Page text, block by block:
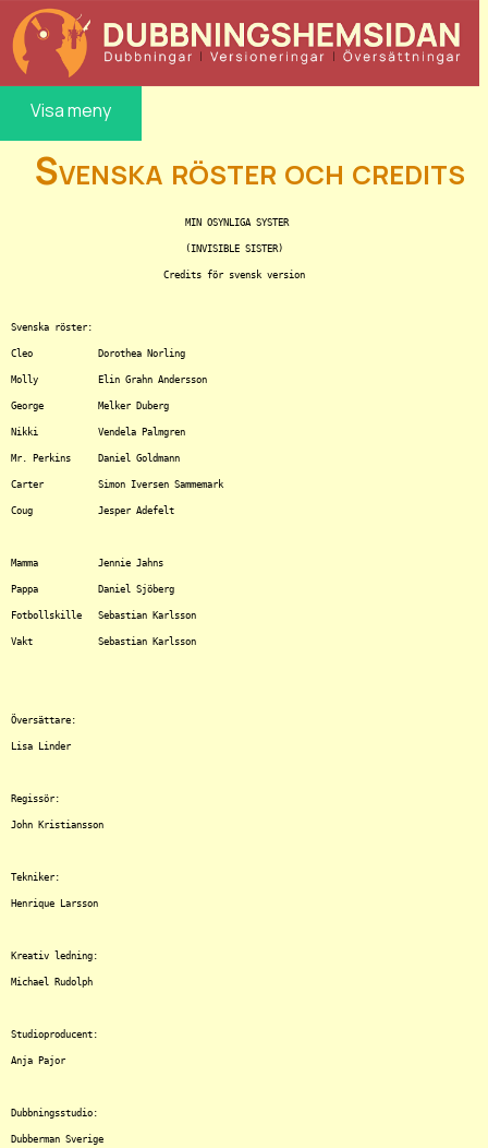
Visa meny
Svenska röster och credits
Svenska röster:
Cleo		Dorothea Norling
Molly		Elin Grahn Andersson
George		Melker Duberg
Nikki		Vendela	Palmgren
Mr. Perkins	Daniel Goldmann
Carter		Simon Iversen Sammemark
Coug		Jesper Adefelt
Mamma		Jennie Jahns
Pappa		Daniel Sjöberg
Fotbollskille	Sebastian Karlsson
Vakt		Sebastian Karlsson
Översättare:
Lisa Linder
Regissör:
John Kristiansson
Tekniker:
Henrique Larsson
Kreativ ledning:
Michael Rudolph
Studioproducent:
Anja Pajor
Dubbningsstudio:
Dubberman Sverige